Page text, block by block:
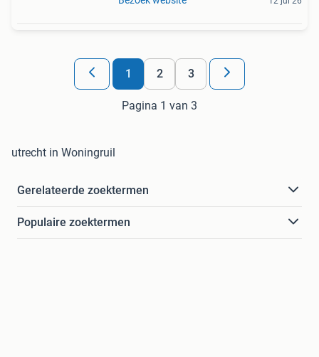
1 2 3
Pagina 1 van 3
utrecht in Woningruil
Gerelateerde zoektermen
Populaire zoektermen